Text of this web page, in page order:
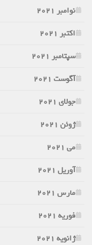
نوامبر 2021
اکتبر 2021
سپتامبر 2021
آگوست 2021
جولای 2021
ژوئن 2021
می 2021
آوریل 2021
مارس 2021
فوریه 2021
ژانویه 2021